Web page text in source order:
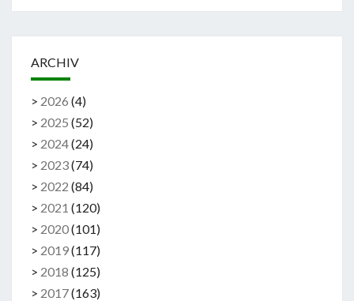
ARCHIV
> 2026 (4)
> 2025 (52)
> 2024(24)
> 2023(74)
> 2022 (84)
> 2021 (120)
> 2020(101)
> 2019(117)
> 2018 (125)
> 2017(163)